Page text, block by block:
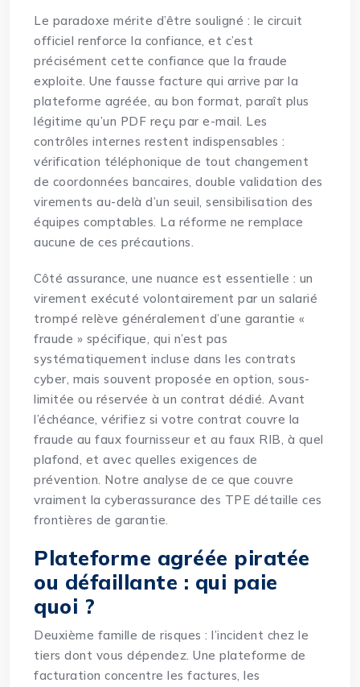
Le paradoxe mérite d’être souligné : le circuit
officiel renforce la confiance, et c’est
précisément cette confiance que la fraude
exploite. Une fausse facture qui arrive par la
plateforme agréée, au bon format, paraît plus
légitime qu’un PDF reçu par e-mail. Les
contrôles internes restent indispensables :
vérification téléphonique de tout changement
de coordonnées bancaires, double validation des
virements au-delà d’un seuil, sensibilisation des
équipes comptables. La réforme ne remplace
aucune de ces précautions.
Côté assurance, une nuance est essentielle : un
virement exécuté volontairement par un salarié
trompé relève généralement d’une garantie «
fraude » spécifique, qui n’est pas
systématiquement incluse dans les contrats
cyber, mais souvent proposée en option, sous-
limitée ou réservée à un contrat dédié. Avant
l’échéance, vérifiez si votre contrat couvre la
fraude au faux fournisseur et au faux RIB, à quel
plafond, et avec quelles exigences de
prévention. Notre analyse de ce que couvre
vraiment la cyberassurance des TPE détaille ces
frontières de garantie.
Plateforme agréée piratée
ou défaillante : qui paie
quoi ?
Deuxième famille de risques : l’incident chez le
tiers dont vous dépendez. Une plateforme de
facturation concentre les factures, les